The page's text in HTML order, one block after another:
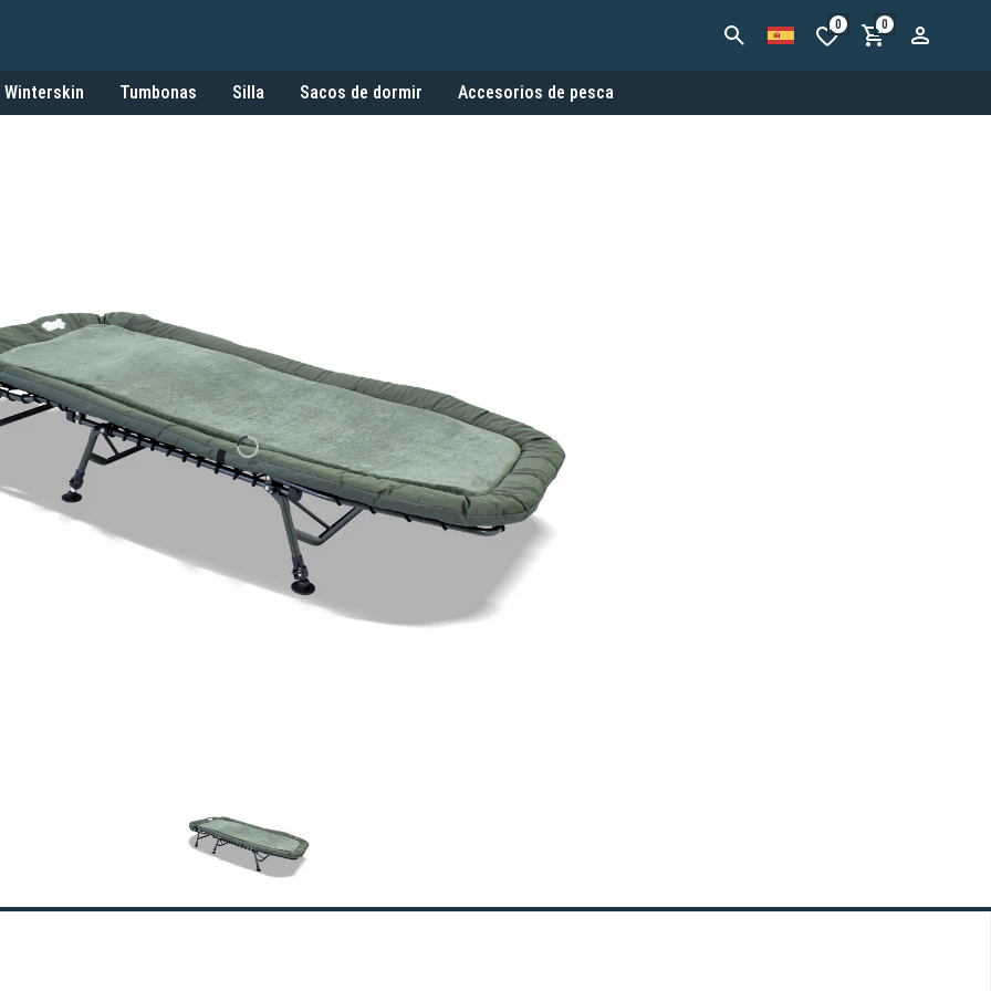
0 0
Winterskin Tumbonas Silla Sacos de dormir Accesorios de pesca